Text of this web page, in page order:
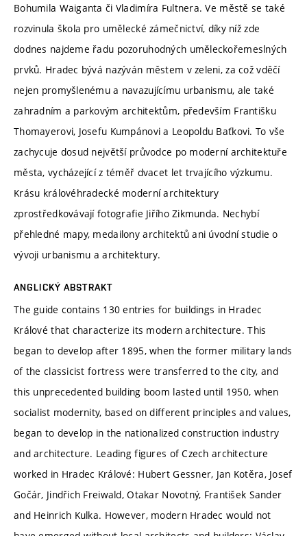
Bohumila Waiganta či Vladimíra Fultnera. Ve městě se také
rozvinula škola pro umělecké zámečnictví, díky níž zde
dodnes najdeme řadu pozoruhodných uměleckořemeslných
prvků. Hradec bývá nazýván městem v zeleni, za což vděčí
nejen promyšlenému a navazujícímu urbanismu, ale také
zahradním a parkovým architektům, především Františku
Thomayerovi, Josefu Kumpánovi a Leopoldu Baťkovi. To vše
zachycuje dosud největší průvodce po moderní architektuře
města, vycházející z téměř dvacet let trvajícího výzkumu.
Krásu královéhradecké moderní architektury
zprostředkovávají fotografie Jiřího Zikmunda. Nechybí
přehledné mapy, medailony architektů ani úvodní studie o
vývoji urbanismu a architektury.
ANGLICKÝ ABSTRAKT
The guide contains 130 entries for buildings in Hradec
Králové that characterize its modern architecture. This
began to develop after 1895, when the former military lands
of the classicist fortress were transferred to the city, and
this unprecedented building boom lasted until 1950, when
socialist modernity, based on different principles and values,
began to develop in the nationalized construction industry
and architecture. Leading figures of Czech architecture
worked in Hradec Králové: Hubert Gessner, Jan Kotěra, Josef
Gočár, Jindřich Freiwald, Otakar Novotný, František Sander
and Heinrich Kulka. However, modern Hradec would not